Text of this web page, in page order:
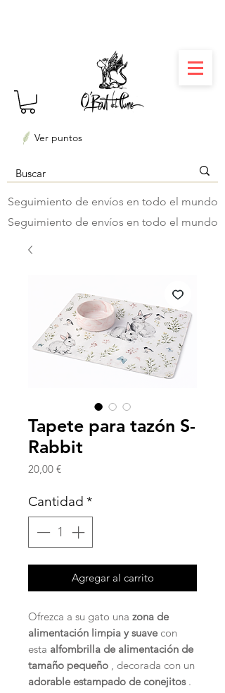
Seguimiento de envíos en todo el mundo
Ver puntos
Seguimiento de envíos en todo el mundo
Tapete para tazón S-
Rabbit
20,00 €Precio
Cantidad *
Agregar al carrito
Ofrezca a su gato una zona de
alimentación limpia y suave con
esta alfombrilla de alimentación de
tamaño pequeño , decorada con un
adorable estampado de conejitos.